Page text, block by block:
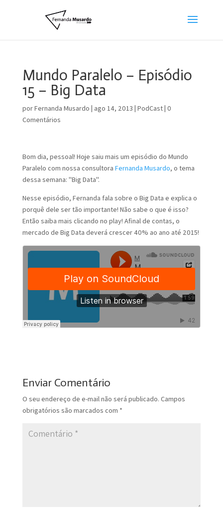
Mundo Paralelo – Episódio
15 – Big Data
porFernanda Musardo | ago 14, 2013 | PodCast| 0
Comentários
Bom dia, pessoal! Hoje saiu mais um episódio do Mundo
Paralelo com nossa consultora Fernanda Musardo, o tema
dessa semana: "Big Data".
Nesse episódio, Fernanda fala sobre o Big Data e explica o
porquê dele ser tão importante! Não sabe o que é isso?
Então saiba mais clicando no play! Afinal de contas, o
mercado de Big Data deverá crescer 40% ao ano até 2015!
Enviar Comentário
O seu endereço de e-mail não será publicado. Campos
obrigatórios são marcados com *